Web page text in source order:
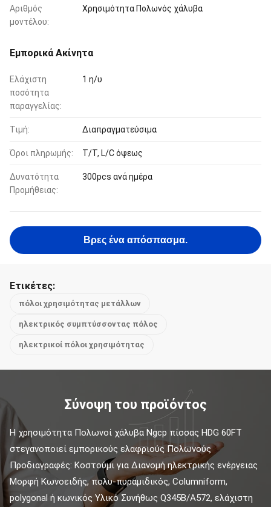
Αριθμός
μοντέλου:
Χρησιμότητα Πολωνός χάλυβα
Εμπορικά Ακίνητα
Ελάχιστη
ποσότητα
παραγγελίας:
1 η/υ
Τιμή: Διαπραγματεύσιμα
Όροι πληρωμής: T/T, L/C όψεως
Δυνατότητα
Προμήθειας:
300pcs ανά ημέρα
Βρες ένα απόσπασμα.
Ετικέτες:
πόλοι χρησιμότητας μετάλλων
ηλεκτρικός συμπτύσσοντας πόλος
ηλεκτρικοί πόλοι χρησιμότητας
Σύνοψη του προϊόντος
Η χρησιμότητα Πολωνοί χάλυβα Ngcp πίσσας HDG 60FT
στεγανοποιεί εμπορικούς ελαφριούς Πολωνούς
Προδιαγραφές: Κοστούμι για Διανομή ηλεκτρικής ενέργειας
Μορφή Κωνοειδής, πολυ-πυραμιδικός, Columniform,
polygonal ή κωνικός Υλικό Συνήθως Q345B/A572, ελάχιστη